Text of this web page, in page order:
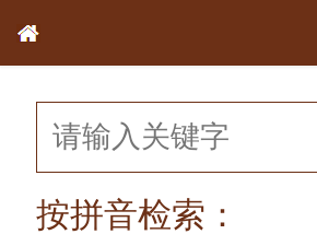
按拼音检索：